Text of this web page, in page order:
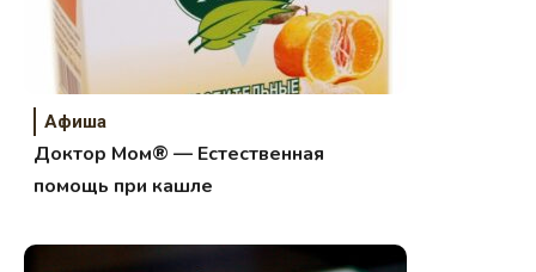
Афиша
Доктор Мом® — Естественная
помощь при кашле